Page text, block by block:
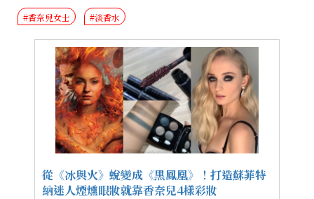
#香奈兒女士 #淡香水
從《冰與火》蛻變成《黑鳳凰》！打造蘇菲特
納迷人煙燻眼妝就靠香奈兒4樣彩妝